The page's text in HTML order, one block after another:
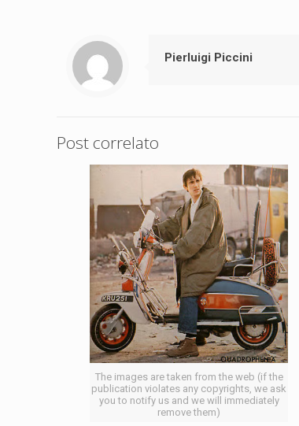
Pierluigi Piccini
Post correlato
The images are taken from the web (if the
publication violates any copyrights, we ask
you to notify us and we will immediately
remove them)